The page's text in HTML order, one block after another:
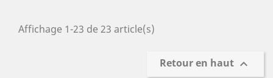
Affichage 1-23 de 23 article(s)
Retour en haut 